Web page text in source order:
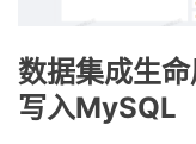
数据集成生
写入MySQL